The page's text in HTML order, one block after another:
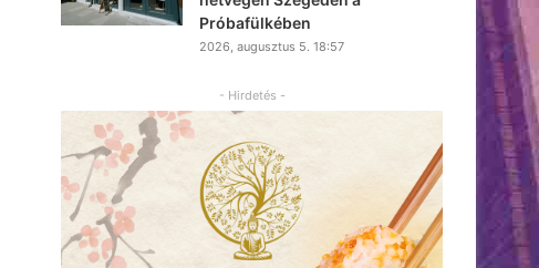
Próbafülkében
2026, augusztus 5. 18:57
- Hirdetés -